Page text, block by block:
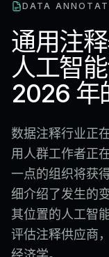
DATA
通用注
人工智
2026 年
数据注释行业正
用人群工作者正
一点的组织将获
细介绍了发生的
其位置的人工智
评估注释供应商